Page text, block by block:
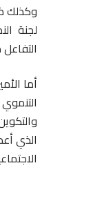
وكذلك
لجنة
أما
الذي